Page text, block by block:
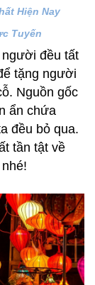
Hiện Nay
Tuyến
người đều tất
tặng người
Nguồn gốc
ẩn chứa
đều bỏ qua.
tần tật về